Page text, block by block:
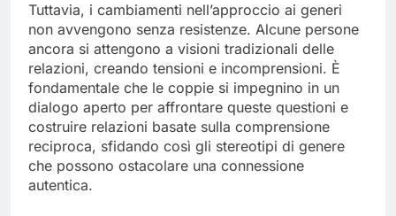
Tuttavia, i cambiamenti nell’approccio ai generi
non avvengono senza resistenze. Alcune persone
ancora si attengono a visioni tradizionali delle
relazioni, creando tensioni e incomprensioni. È
fondamentale che le coppie si impegnino in un
dialogo aperto per affrontare queste questioni e
costruire relazioni basate sulla comprensione
reciproca, sfidando così gli stereotipi di genere
che possono ostacolare una connessione
autentica.